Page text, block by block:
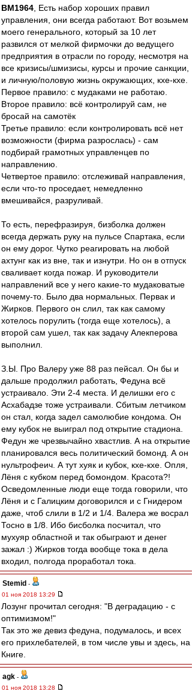
BM1964 , Есть набор хороших правил
управления, они всегда работают. Вот возьмем
моего генерального, который за 10 лет
развился от мелкой фирмочки до ведущего
предприятия в отрасли по городу, несмотря на
все кризисы/шмизисы, курсы и прочие санкции,
и личную/половую жизнь окружающих, кхе-кхе.
Первое правило: с мудаками не работаю.
Второе правило: всё контролируй сам, не
бросай на самотёк
Третье правило: если контролировать всё нет
возможности (фирма разрослась) - сам
подбирай грамотных управленцев по
направлению.
Четвертое правило: отслеживай направления,
если что-то проседает, немедленно
вмешивайся, разруливай.
То есть, перефразируя, бизболка должен
всегда держать руку на пульсе Спартака, если
он ему дорог. Чутко реагировать на любой
ахтунг как из вне, так и изнутри. Но он в отпуск
сваливает когда пожар. И руководители
направлений все у него какие-то мудаковатые
почему-то. Было два нормальных. Первак и
Жирков. Первого он слил, так как самому
хотелось порулить (тогда еще хотелось), а
второй сам ушел, так как задачу Алекперова
выполнил.
З.Ы. Про Валеру уже 88 раз пейсал. Он бы и
дальше продолжил работать, Федуна всё
устраивало. Эти 2-4 места. И делишки его с
Асхабадзе тоже устраивали. Сбитым летчиком
он стал, когда задел самолюбие кондома. Он
ему кубок не выиграл под открытие стадиона.
Федун же чрезвычайно хвастлив. А на открытие
планировался весь политический бомонд. А он
нультрофеич. А тут хуяк и кубок, кхе-кхе. Опля,
Лёня с кубком перед бомондом. Красота?!
Осведомленные люди еще тогда говорили, что
Лёня и с Галицким договорился и с Гнидером
даже, чтоб слили в 1/2 и 1/4. Валера же восрал
Тосно в 1/8. Ибо бисболка посчитал, что
мухуяр областной и так обыграют и денег
зажал :) Жирков тогда вообще тока в дела
входил, полгода проработал тока.
Stemid -
01 ноя 2018 13:29
Лозунг прочитал сегодня: "В деградацию - с
оптимизмом!"
Так это же девиз федуна, подумалось, и всех
его прихлебателей, в том числе увы и здесь, на
Книге.
agk -
01 ноя 2018 13:28